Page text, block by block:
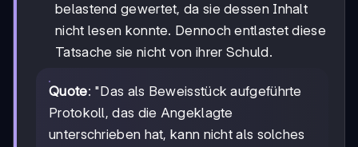
belastend gewertet, da sie dessen Inhalt
nicht lesen konnte. Dennoch entlastet diese
Tatsache sie nicht von ihrer Schuld.
Quote: "Das als Beweisstück aufgeführte
Protokoll, das die Angeklagte
unterschrieben hat, kann nicht als solches